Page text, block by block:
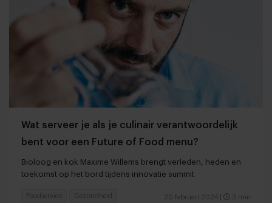
Wat serveer je als je culinair verantwoordelijk
bent voor een Future of Food menu?
Bioloog en kok Maxime Willems brengt verleden, heden en
toekomst op het bord tijdens innovatie summit
20 februari 2024 3 min
Foodservice Gezondheid